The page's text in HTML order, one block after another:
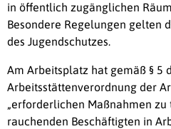
in öffentlich zugänglichen
Besondere Regelungen gelten
des Jugendschutzes.
Am Arbeitsplatz hat gemäß § 5
Arbeitsstättenverordnung der
„erforderlichen Maßnahmen
rauchenden Beschäftigten in